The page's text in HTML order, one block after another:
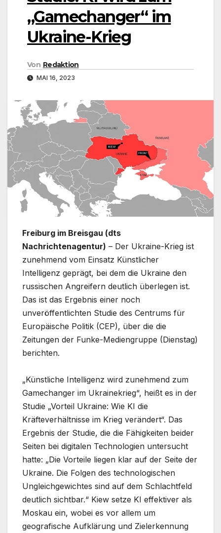
„Gamechanger“ im
Ukraine-Krieg
Von Redaktion
MAI 16, 2023
Freiburg im Breisgau (dts
Nachrichtenagentur) – Der Ukraine-Krieg ist
zunehmend vom Einsatz Künstlicher
Intelligenz geprägt, bei dem die Ukraine den
russischen Angreifern deutlich überlegen ist.
Das ist das Ergebnis einer noch
unveröffentlichten Studie des Centrums für
Europäische Politik (CEP), über die die
Zeitungen der Funke-Mediengruppe (Dienstag)
berichten.
„Künstliche Intelligenz wird zunehmend zum
Gamechanger im Ukrainekrieg“, heißt es in der
Studie „Vorteil Ukraine: Wie KI die
Kräfteverhältnisse im Krieg verändert“. Das
Ergebnis der Studie, die die Fähigkeiten beider
Seiten bei digitalen Technologien untersucht
hatte: „Die Vorteile liegen klar auf der Seite der
Ukraine. Die Folgen des technologischen
Ungleichgewichtes sind auf dem Schlachtfeld
deutlich sichtbar.“ Kiew setze KI effektiver als
Moskau ein, wobei es vor allem um
geografische Aufklärung und Zielerkennung